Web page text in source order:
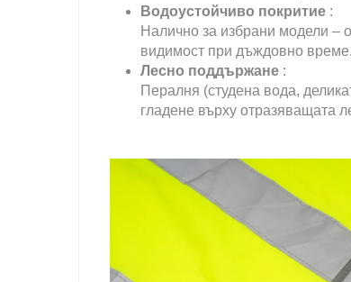
Водоустойчиво покритие :
Налично за избрани модели –
видимост при дъждовно време.
Лесно поддържане :
Пералня (студена вода,
гладене върху отразяващата